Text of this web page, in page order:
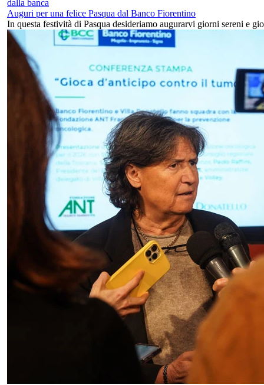
dalla banca
Auguri per una felice Pasqua dal Banco Fiorentino
In questa festività di Pasqua desideriamo augurarvi giorni sereni e